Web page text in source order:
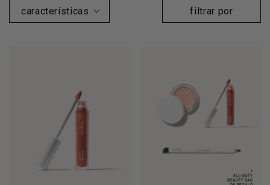
filtrar por